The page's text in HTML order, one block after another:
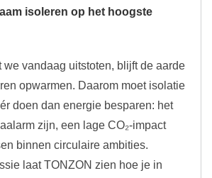
isoleren op het hoogste
we vandaag uitstoten, blijft de aarde
opwarmen. Daarom moet isolatie
doen dan energie besparen: het
zijn, een lage CO₂-impact
binnen circulaire ambities.
laat TONZON zien hoe je in